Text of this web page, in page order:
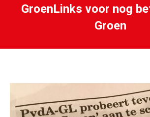
GroenLinks voor nog
Groen